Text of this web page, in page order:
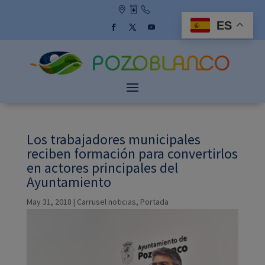
Los trabajadores municipales
reciben formación para convertirlos
en actores principales del
Ayuntamiento
May 31, 2018 | Carrusel noticias, Portada
ES